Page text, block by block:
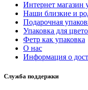
Интернет магазин
Наши близкие и
Подарочная
Упаковка для
Фетр как упаковка
О нас
Информация о
Служба поддержки